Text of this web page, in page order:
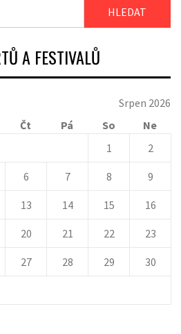
A FESTIVALŮ
Srpen 2026
Čt Pá So
Ne
1
2
6 7 8 9
13 14 15 16
20 21 22 23
27 28 29 30